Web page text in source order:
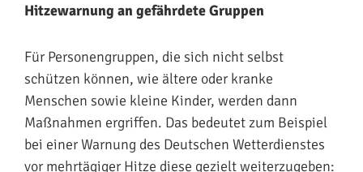
Hitzewarnung an gefährdete Gruppen
Für Personengruppen, die sich nicht selbst
schützen können, wie ältere oder kranke
Menschen sowie kleine Kinder, werden dann
Maßnahmen ergriffen. Das bedeutet zum Beispiel
bei einer Warnung des Deutschen Wetterdienstes
vor mehrtägiger Hitze diese gezielt weiterzugeben: